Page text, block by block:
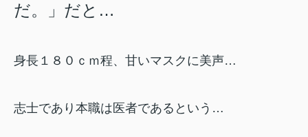
だ。」だと…
身長１８０ｃｍ程、甘いマスクに美声…
志士であり本職は医者であるという…